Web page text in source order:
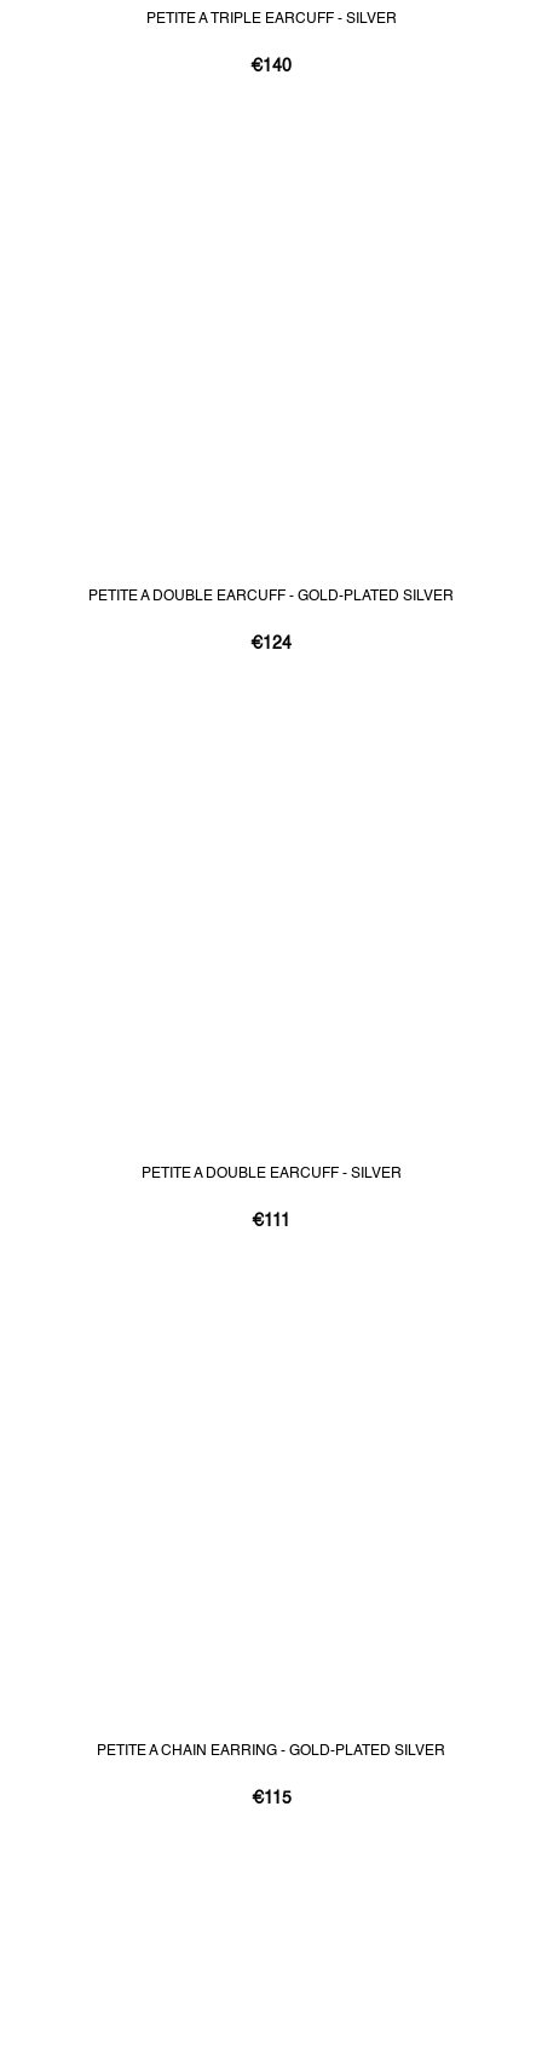
PETITE A TRIPLE EARCUFF - SILVER
€140
PETITE A DOUBLE EARCUFF - GOLD-PLATED SILVER
€124
PETITE A DOUBLE EARCUFF - SILVER
€111
PETITE A CHAIN EARRING - GOLD-PLATED SILVER
€115